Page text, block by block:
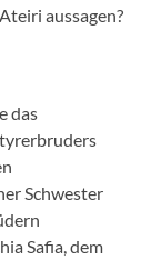
aussagen?
das
Schwester
Safia, dem